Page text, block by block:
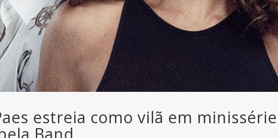
estreia como vilã em minissérie
Band